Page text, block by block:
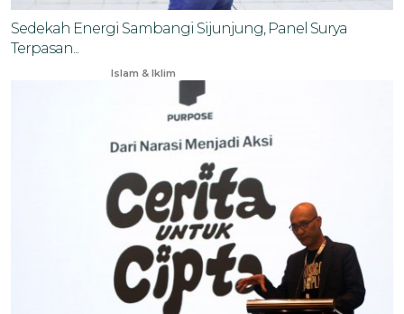
Sedekah Energi Sambangi Sijunjung, Panel Surya
Terpasan...
Islam & Iklim